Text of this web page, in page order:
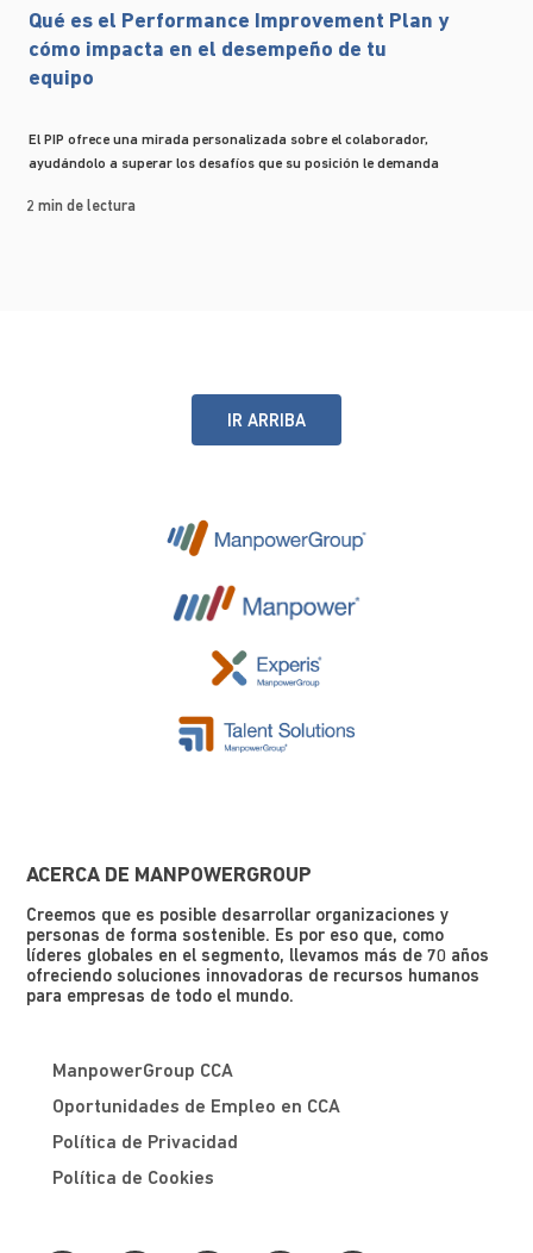
Qué es el Performance Improvement Plan y
cómo impacta en el desempeño de tu
equipo
El PIP ofrece una mirada personalizada sobre el colaborador,
ayudándolo a superar los desafíos que su posición le demanda
2 min de lectura
IR ARRIBA
ACERCA DE MANPOWERGROUP
Creemos que es posible desarrollar organizaciones y
personas de forma sostenible. Es por eso que, como
líderes globales en el segmento, llevamos más de 70 años
ofreciendo soluciones innovadoras de recursos humanos
para empresas de todo el mundo.
ManpowerGroup CCA
Oportunidades de Empleo en CCA
Política de Privacidad
Política de Cookies